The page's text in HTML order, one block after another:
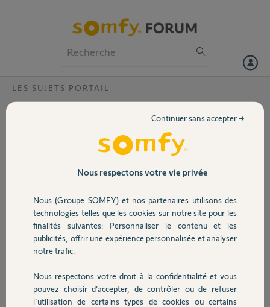
Volet
Sécurité
Domotique
Chauffage
LES SUJETS PORTAIL
Voyant allumé après premier auto
Je viens de lancer l'auto apprentissage du moteur de mon portail
coulissant tout c'est bien passé
m'aperçois que le voyant alimentation reste allumé fixe
C'est la première utilisation donc pas de cellule n'y autre accessoire
branché
david C.
il y a plus de 2 ans
Nous respectons votre vie privée
Nous (Groupe SOMFY) et nos partenaires utilisons des
technologies telles que les cookies sur notre site pour les
finalités suivantes: Personnaliser le contenu et les
publicités, offrir une expérience personnalisée et analyser
notre trafic.
Nous respectons votre droit à la confidentialité et vous
pouvez choisir d’accepter, de contrôler ou de refuser
l'utilisation de certains types de cookies ou certains
Continuer sans accepter →